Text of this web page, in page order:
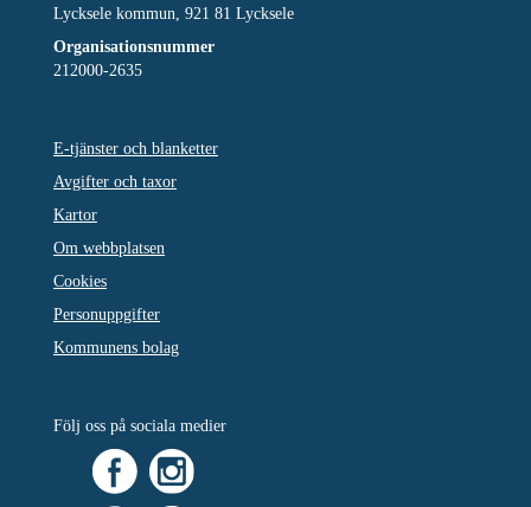
Lycksele kommun, 921 81 Lycksele
Organisationsnummer
212000-2635
E-tjänster och blanketter
Avgifter och taxor
Kartor
Om webbplatsen
Cookies
Personuppgifter
Kommunens bolag
Följ oss på sociala medier